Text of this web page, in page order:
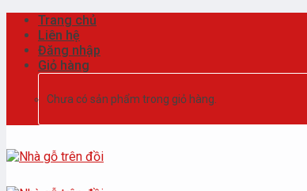
Skip
content
Trang chủ
Liên hệ
Đăng nhập
Giỏ hàng
Chưa có sản phẩm trong giỏ hàng.